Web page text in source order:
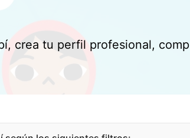
crea tu perfil profesional,